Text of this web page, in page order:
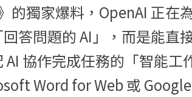
獨家爆料，OpenAI 正在
答問題的 AI」，而是能直
AI 協作完成任務的「智能
Word for Web 或